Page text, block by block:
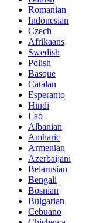
Romanian
Indonesian
Czech
Afrikaans
Swedish
Polish
Basque
Catalan
Esperanto
Hindi
Lao
Albanian
Amharic
Armenian
Azerbaijani
Belarusian
Bengali
Bosnian
Bulgarian
Cebuano